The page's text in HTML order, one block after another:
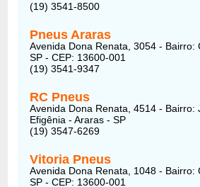
(19) 3541-8500
Pneus Araras
Avenida Dona Renata, 3054 - Bairro:
SP - CEP: 13600-001
(19) 3541-9347
RC Pneus
Avenida Dona Renata, 4514 - Bairro:
Efigênia - Araras - SP
(19) 3547-6269
Vitoria Pneus
Avenida Dona Renata, 1048 - Bairro:
SP - CEP: 13600-001